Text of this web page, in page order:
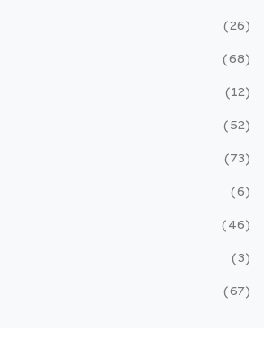
26
68
12
52
73
6
46
3
67